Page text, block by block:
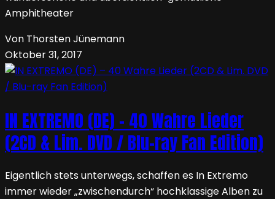
Amphitheater
Von Thorsten Jünemann
Oktober 31, 2017
IN EXTREMO (DE) – 40 Wahre Lieder
(2CD & Lim. DVD / Blu-ray Fan Edition)
Eigentlich stets unterwegs, schaffen es In Extremo
immer wieder „zwischendurch“ hochklassige Alben zu